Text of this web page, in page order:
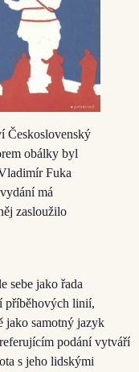
Československý
obálky byl
Fuka
má
zasloužilo
sebe jako řada
příběhových linií,
jako samotný jazyk
podání vytváří
s jeho lidskými